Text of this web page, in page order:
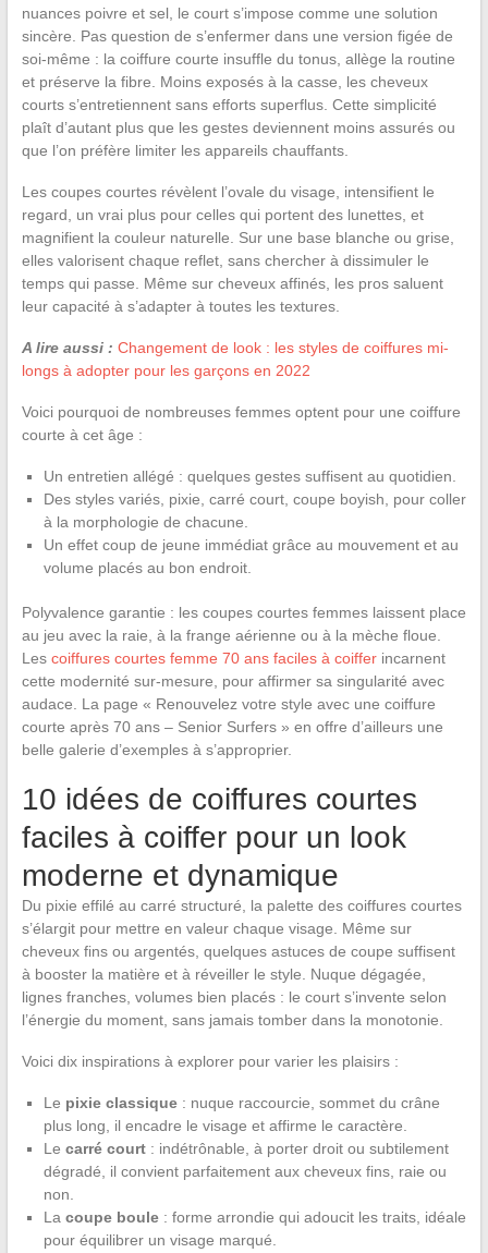
nuances poivre et sel, le court s’impose comme une solution
sincère. Pas question de s’enfermer dans une version figée de
soi-même : la coiffure courte insuffle du tonus, allège la routine
et préserve la fibre. Moins exposés à la casse, les cheveux
courts s’entretiennent sans efforts superflus. Cette simplicité
plaît d’autant plus que les gestes deviennent moins assurés ou
que l’on préfère limiter les appareils chauffants.
Les coupes courtes révèlent l’ovale du visage, intensifient le
regard, un vrai plus pour celles qui portent des lunettes, et
magnifient la couleur naturelle. Sur une base blanche ou grise,
elles valorisent chaque reflet, sans chercher à dissimuler le
temps qui passe. Même sur cheveux affinés, les pros saluent
leur capacité à s’adapter à toutes les textures.
A lire aussi : Changement de look : les styles de coiffures mi-
longs à adopter pour les garçons en 2022
Voici pourquoi de nombreuses femmes optent pour une coiffure
courte à cet âge :
Un entretien allégé : quelques gestes suffisent au quotidien.
Des styles variés, pixie, carré court, coupe boyish, pour coller
à la morphologie de chacune.
Un effet coup de jeune immédiat grâce au mouvement et au
volume placés au bon endroit.
Polyvalence garantie : les coupes courtes femmes laissent place
au jeu avec la raie, à la frange aérienne ou à la mèche floue.
Les coiffures courtes femme 70 ans faciles à coifferincarnent
cette modernité sur-mesure, pour affirmer sa singularité avec
audace. La page « Renouvelez votre style avec une coiffure
courte après 70 ans – Senior Surfers » en offre d’ailleurs une
belle galerie d’exemples à s’approprier.
10 idées de coiffures courtes
faciles à coiffer pour un look
moderne et dynamique
Du pixie effilé au carré structuré, la palette des coiffures courtes
s’élargit pour mettre en valeur chaque visage. Même sur
cheveux fins ou argentés, quelques astuces de coupe suffisent
à booster la matière et à réveiller le style. Nuque dégagée,
lignes franches, volumes bien placés : le court s’invente selon
l’énergie du moment, sans jamais tomber dans la monotonie.
Voici dix inspirations à explorer pour varier les plaisirs :
Le pixie classique: nuque raccourcie, sommet du crâne
plus long, il encadre le visage et affirme le caractère.
Le carré court: indétrônable, à porter droit ou subtilement
dégradé, il convient parfaitement aux cheveux fins, raie ou
non.
La coupe boule: forme arrondie qui adoucit les traits, idéale
pour équilibrer un visage marqué.